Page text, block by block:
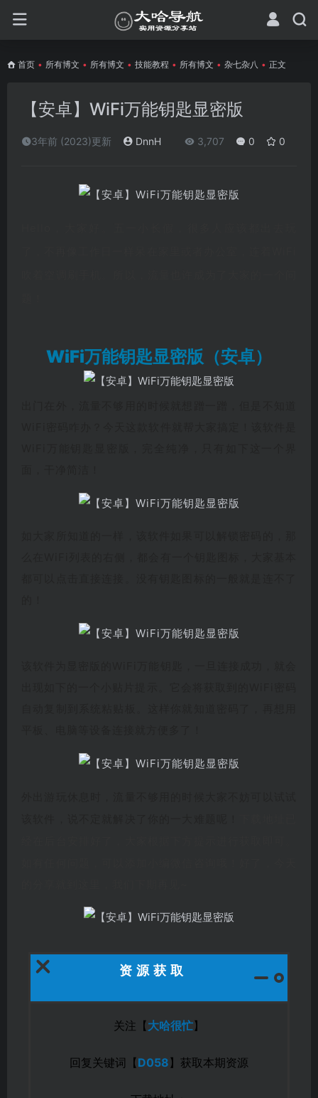
首页 • 所有博文 • 所有博文 • 技能教程 • 所有博文 • 杂七杂八 • 正文
【安卓】WiFi万能钥匙显密版
3年前 (2023)更新 DnnH 3,707 0 0
WiFi万能钥匙显密版（安卓）
资源获取
关注【大哈很忙】
回复关键词【D058】获取本期资源